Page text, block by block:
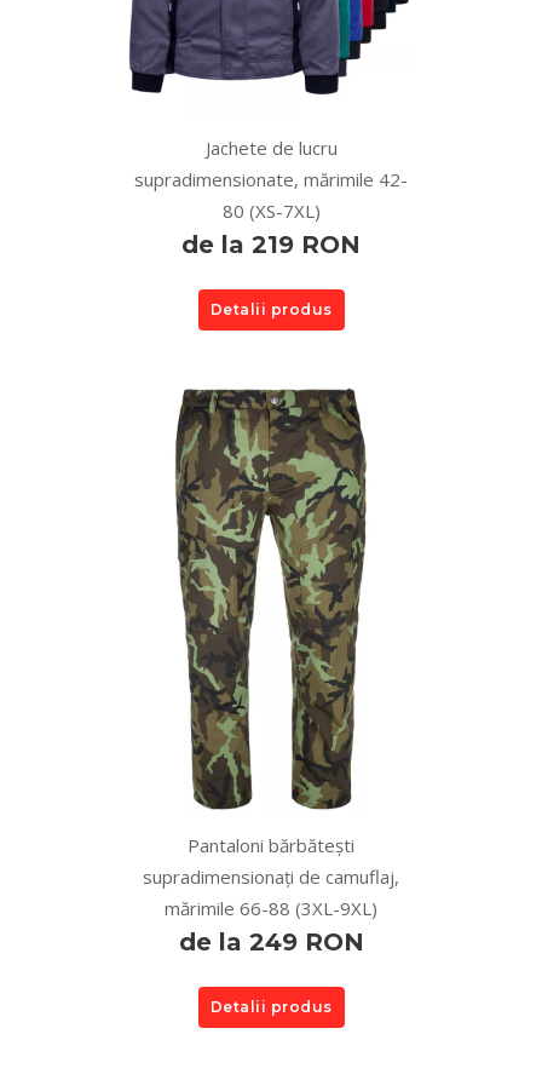
Jachete de lucru
supradimensionate, mărimile 42-
80 (XS-7XL)
de la 219 RON
Detalii produs
Pantaloni bărbătești
supradimensionați de camuflaj,
mărimile 66-88 (3XL-9XL)
de la 249 RON
Detalii produs